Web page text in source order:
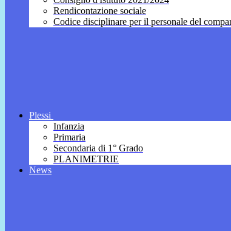
Rendicontazione sociale
Codice disciplinare per il personale del
Plessi
Infanzia
Primaria
Secondaria di 1° Grado
PLANIMETRIE
News